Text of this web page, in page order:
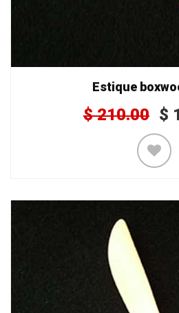
Estique
$210.00 $